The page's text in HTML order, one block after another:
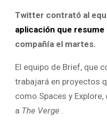
Twitter contrató al
aplicación que
compañía el martes.
El equipo de Brief, que
trabajará en proyectos
como Spaces y
a The Verge